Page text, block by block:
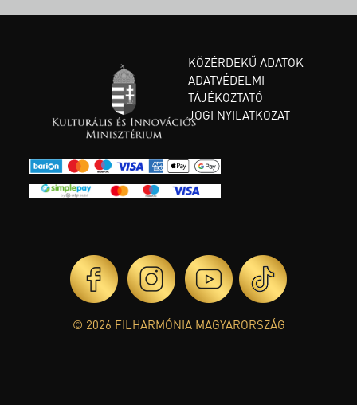
KÖZÉRDEKŰ ADATOK
ADATVÉDELMI
TÁJÉKOZTATÓ
JOGI NYILATKOZAT
© 2026 FILHARMÓNIA MAGYARORSZÁG